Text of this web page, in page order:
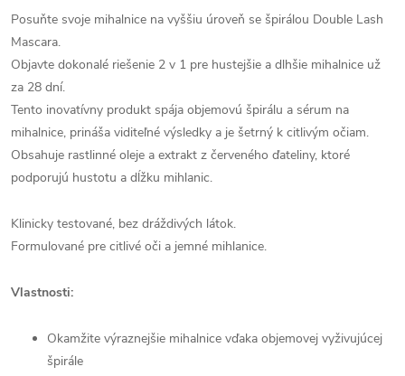
Posuňte svoje mihalnice na vyššiu úroveň se špirálou Double Lash
Mascara.
Objavte dokonalé riešenie 2 v 1 pre hustejšie a dlhšie mihalnice už
za 28 dní.
Tento inovatívny produkt spája objemovú špirálu a sérum na
mihalnice, prináša viditeľné výsledky a je šetrný k citlivým očiam.
Obsahuje rastlinné oleje a extrakt z červeného ďateliny, ktoré
podporujú hustotu a dĺžku mihlanic.
Klinicky testované, bez dráždivých látok.
Formulované pre citlivé oči a jemné mihlanice.
Vlastnosti:
Okamžite výraznejšie mihalnice vďaka objemovej vyživujúcej
špirále